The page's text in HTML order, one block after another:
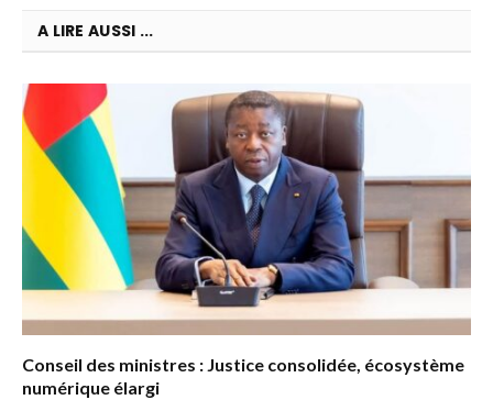
A LIRE AUSSI ...
Conseil des ministres : Justice consolidée, écosystème
numérique élargi